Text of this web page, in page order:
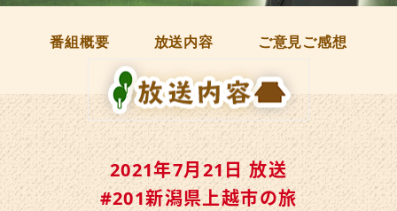
番組概要 放送内容 ご意見ご感想
2021年7月21日 放送
#201新潟県上越市の旅